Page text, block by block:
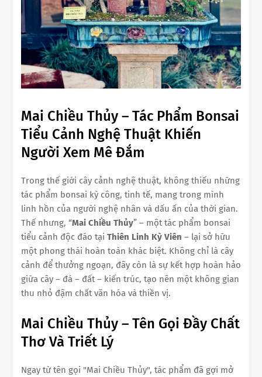
Mai Chiều Thủy – Tác Phẩm Bonsai
Tiểu Cảnh Nghệ Thuật Khiến
Người Xem Mê Đắm
Trong thế giới cây cảnh nghệ thuật, không thiếu những
tác phẩm bonsai kỳ công, tinh tế, mang trong mình
linh hồn của người nghệ nhân và dấu ấn của thời gian.
Thế nhưng, “Mai Chiều Thủy” – một tác phẩm bonsai
tiểu cảnh độc đáo tại Thiên Linh Kỳ Viên – lại sở hữu
một phong thái hoàn toàn khác biệt. Không chỉ là cây
cảnh để thưởng ngoạn, đây còn là sự kết hợp hoàn hảo
giữa cây – đá – đất – kiến trúc, tạo nên một không gian
thu nhỏ đậm chất văn hóa và thiền vị.
Mai Chiều Thủy – Tên Gọi Đầy Chất
Thơ Và Triết Lý
Ngay từ tên gọi "Mai Chiều Thủy", tác phẩm đã gợi mở